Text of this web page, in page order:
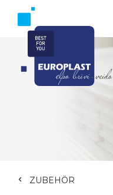
ZUBEHÖR